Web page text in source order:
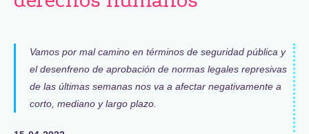
Vamos por mal camino en términos de seguridad pública y
el desenfreno de aprobación de normas legales represivas
de las últimas semanas nos va a afectar negativamente a
corto, mediano y largo plazo.